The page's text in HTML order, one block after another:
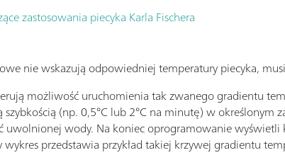
zastosowania piecyka Karla Fischera
nie wskazują odpowiedniej temperatury piecyka,
możliwość uruchomienia tak zwanego gradientu
szybkością (np. 0,5°C lub 2°C na minutę) w
uwolnionej wody. Na koniec oprogramowanie
wykres przedstawia przykład takiej krzywej gradientu